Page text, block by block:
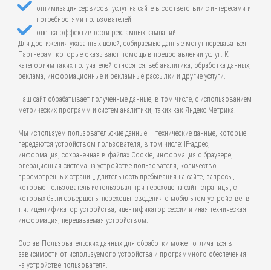
оптимизация сервисов, услуг на сайте в соответствии с интересами и
потребностями пользователей;
оценка эффективности рекламных кампаний.
Для достижения указанных целей, собираемые данные могут передаваться
Партнерам, которые оказывают помощь в предоставлении услуг. К
категориям таких получателей относятся: веб-аналитика, обработка данных,
реклама, информационные и рекламные рассылки и другие услуги.
Наш сайт обрабатывает полученные данные, в том числе, с использованием
метрических программ и систем аналитики, таких как Яндекс.Метрика.
Мы используем пользовательские данные — технические данные, которые
передаются устройством пользователя, в том числе: IP-адрес,
информация, сохраненная в файлах Cookie, информация о браузере,
операционная система на устройстве пользователя, количество
просмотренных страниц, длительность пребывания на сайте, запросы,
которые пользователь использовал при переходе на сайт, страницы, с
которых были совершены переходы, сведения о мобильном устройстве, в
т.ч. идентификатор устройства, идентификатор сессии и иная техническая
информация, передаваемая устройством.
Состав Пользовательских данных для обработки может отличаться в
зависимости от используемого устройства и программного обеспечения
на устройстве пользователя.